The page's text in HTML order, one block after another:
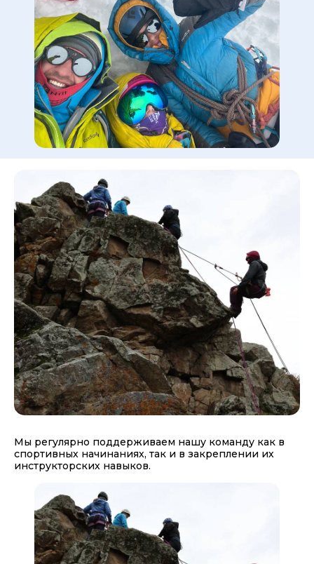
Мы регулярно поддерживаем нашу команду как в
спортивных начинаниях, так и в закреплении их
инструкторских навыков.